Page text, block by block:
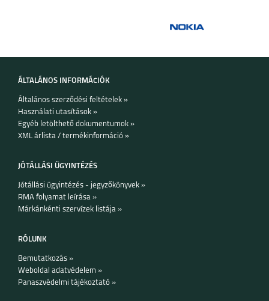
ÁLTALÁNOS INFORMÁCIÓK
Általános szerződési feltételek »
Használati utasítások »
Egyéb letölthető dokumentumok »
XML árlista / termékinformáció »
JÓTÁLLÁSI ÜGYINTÉZÉS
Jótállási ügyintézés - jegyzőkönyvek »
RMA folyamat leírása »
Márkánkénti szervízek listája »
RÓLUNK
Bemutatkozás »
Weboldal adatvédelem »
Panaszvédelmi tájékoztató »